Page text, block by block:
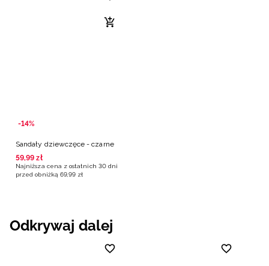
-14%
Sandały dziewczęce - czarne
59,99 zł
Najniższa cena z ostatnich 30 dni
przed obniżką 69,99 zł
Odkrywaj dalej